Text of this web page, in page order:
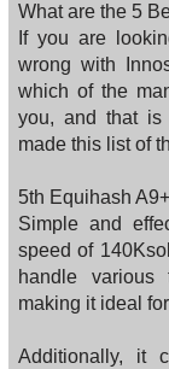
What are the 5
If you are
wrong with
which of the
you, and that
made this list of
5th Equihash
Simple and
speed of
handle various
making it ideal
Additionally, it